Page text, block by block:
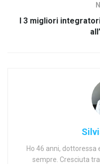
I 3 migliori
Ho 46 anni,
sempre. Cresciuta